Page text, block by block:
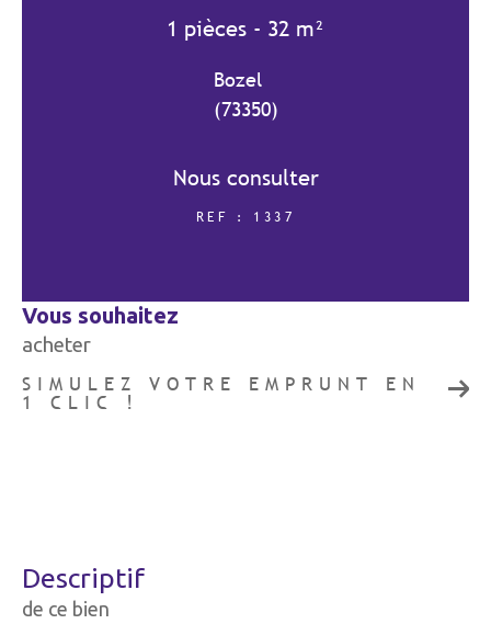
1 pièces - 32 m²
Bozel
(73350)
Nous consulter
REF : 1337
vous souhaitez
acheter
SIMULEZ VOTRE EMPRUNT EN
1 CLIC !
descriptif
de ce bien
FILTRER PAR
RECHERCHER